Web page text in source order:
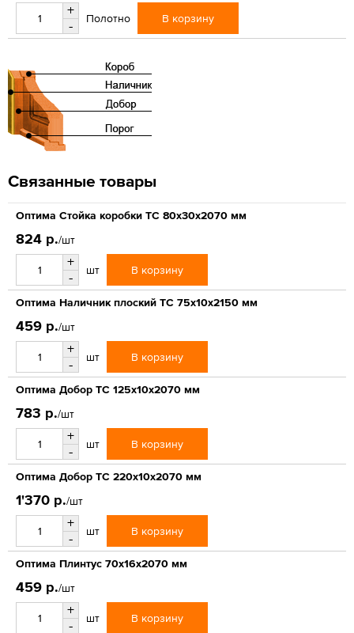
+
-
Полотно В корзину
Связанные товары
Оптима Стойка коробки ТС 80х30х2070 мм
824 р./шт
+
-
шт В корзину
Оптима Наличник плоский ТС 75х10х2150 мм
459 р./шт
+
-
шт В корзину
Оптима Добор ТС 125х10х2070 мм
783 р./шт
+
-
шт В корзину
Оптима Добор ТС 220х10х2070 мм
1'370 р./шт
+
-
шт В корзину
Оптима Плинтус 70х16х2070 мм
459 р./шт
+
-
шт В корзину